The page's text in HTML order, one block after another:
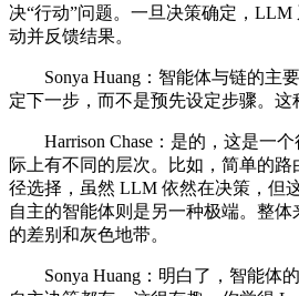
决“行动”问题。一旦决策确定，
动并反馈结果。
Sonya Huang：智能体与链的主
定下一步，而不是预先设定步骤。这
Harrison Chase：是的，这是一个
际上有不同的层次。比如，简单的
径选择，虽然 LLM 依然在决策，但
自主的智能体则是另一种极端。整
的差别和灰色地带。
Sonya Huang：明白了，智能体